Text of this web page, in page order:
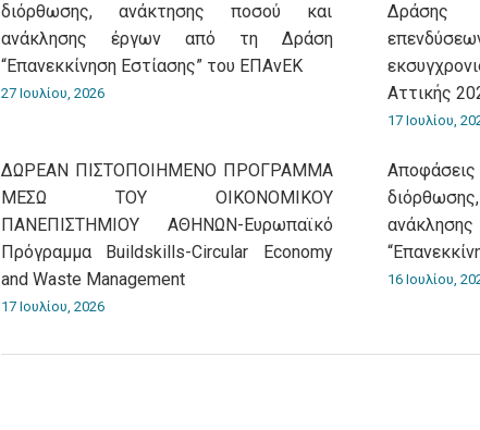
διόρθωσης, ανάκτησης ποσού και
ανάκλησης έργων από τη Δράση
“Επανεκκίνηση Εστίασης” του ΕΠΑνΕΚ
27 Ιουλίου, 2026
Δράσης
Αττικής
17 Ιουλίου,
ΔΩΡΕΑΝ ΠΙΣΤΟΠΟΙΗΜΕΝΟ ΠΡΟΓΡΑΜΜΑ
ΜΕΣΩ ΤΟΥ ΟΙΚΟΝΟΜΙΚΟΥ
ΠΑΝΕΠΙΣΤΗΜΙΟΥ ΑΘΗΝΩΝ-Ευρωπαϊκό
Πρόγραμμα Βuildskills-Circular Economy
and Waste Management
17 Ιουλίου, 2026
Αποφάσεις
16 Ιουλίου,